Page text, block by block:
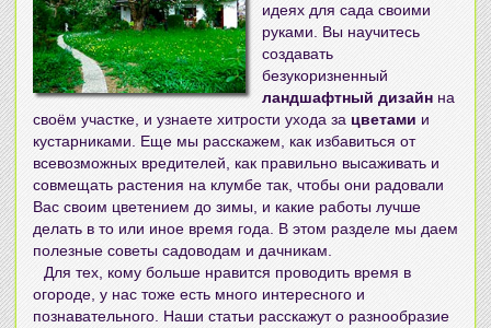
идеях для сада своими
руками . Вы научитесь
создавать
безукоризненный
ландшафтный дизайн на
своём участке, и узнаете хитрости ухода за цветами и
кустарниками. Еще мы расскажем, как избавиться от
всевозможных вредителей, как правильно высаживать и
совмещать растения на клумбе так, чтобы они радовали
Вас своим цветением до зимы, и какие работы лучше
делать в то или иное время года. В этом разделе мы даем
полезные советы садоводам и дачникам.
Для тех, кому больше нравится проводить время в
огороде, у нас тоже есть много интересного и
познавательного. Наши статьи расскажут о разнообразие